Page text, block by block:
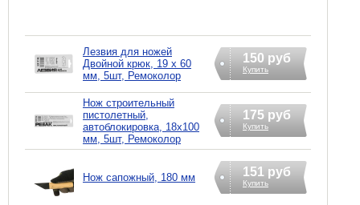
Лезвия для ножей
Двойной крюк, 19 х 60
мм, 5шт, Ремоколор
150 руб
Купить
Нож строительный
пистолетный,
автоблокировка, 18х100
мм, 5шт, Ремоколор
175 руб
Купить
Нож сапожный, 180 мм 151 руб
Купить